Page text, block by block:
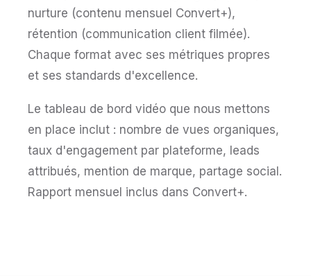
nurture (contenu mensuel Convert+),
rétention (communication client filmée).
Chaque format avec ses métriques propres
et ses standards d'excellence.
Le tableau de bord vidéo que nous mettons
en place inclut : nombre de vues organiques,
taux d'engagement par plateforme, leads
attribués, mention de marque, partage social.
Rapport mensuel inclus dans Convert+.